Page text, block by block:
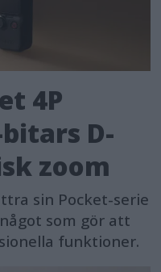
4P
D-
zoom
sin Pocket-serie
som gör att
funktioner.